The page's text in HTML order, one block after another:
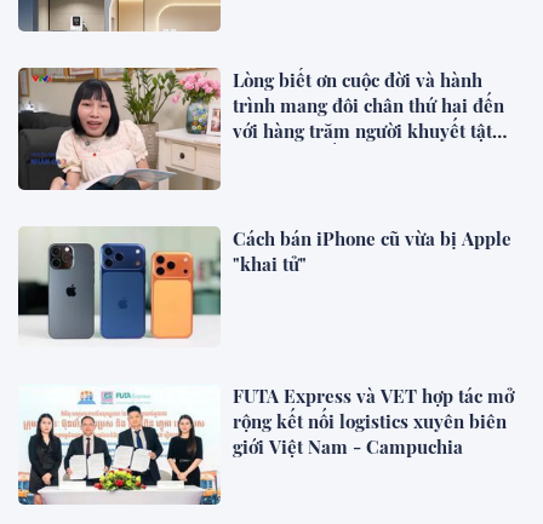
Lòng biết ơn cuộc đời và hành
trình mang đôi chân thứ hai đến
với hàng trăm người khuyết tật
Cách bán iPhone cũ vừa bị Apple
"khai tử"
FUTA Express và VET hợp tác mở
rộng kết nối logistics xuyên biên
giới Việt Nam - Campuchia